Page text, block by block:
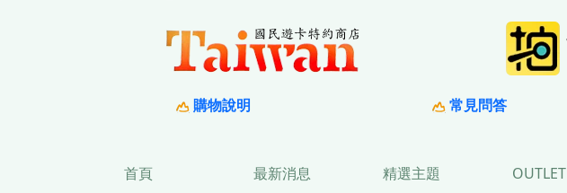
購物說明 常見問答
首頁 最新消息 精選主題 OUTLET